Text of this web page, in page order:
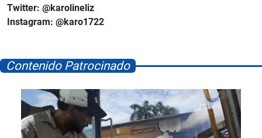
Twitter: @karolineliz
Instagram: @karo1722
Contenido Patrocinado